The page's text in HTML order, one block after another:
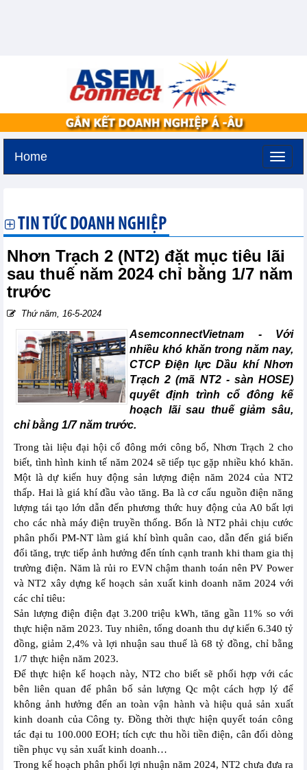
Home
TIN TỨC DOANH NGHIỆP
Nhơn Trạch 2 (NT2) đặt mục tiêu lãi
sau thuế năm 2024 chỉ bằng 1/7 năm
trước
Thứ năm, 16-5-2024
AsemconnectVietnam - Với
nhiều khó khăn trong năm nay,
CTCP Điện lực Dầu khí Nhơn
Trạch 2 (mã NT2 - sàn HOSE)
quyết định trình cổ đông kế
hoạch lãi sau thuế giảm sâu,
chỉ bằng 1/7 năm trước.
Trong tài liệu đại hội cổ đông mới công bố, Nhơn Trạch 2 cho
biết, tình hình kinh tế năm 2024 sẽ tiếp tục gặp nhiều khó khăn.
Một là dự kiến huy động sản lượng điện năm 2024 của NT2
thấp. Hai là giá khí đầu vào tăng. Ba là cơ cấu nguồn điện năng
lượng tái tạo lớn dẫn đến phương thức huy động của A0 bất lợi
cho các nhà máy điện truyền thống. Bốn là NT2 phải chịu cước
phân phối PM-NT làm giá khí bình quân cao, dẫn đến giá biến
đổi tăng, trực tiếp ảnh hưởng đến tính cạnh tranh khi tham gia thị
trường điện. Năm là rủi ro EVN chậm thanh toán nên PV Power
và NT2 xây dựng kế hoạch sản xuất kinh doanh năm 2024 với
các chỉ tiêu:
Sản lượng điện điện đạt 3.200 triệu kWh, tăng gần 11% so với
thực hiện năm 2023. Tuy nhiên, tổng doanh thu dự kiến 6.340 tỷ
đồng, giảm 2,4% và lợi nhuận sau thuế là 68 tỷ đồng, chỉ bằng
1/7 thực hiện năm 2023.
Để thực hiện kế hoạch này, NT2 cho biết sẽ phối hợp với các
bên liên quan để phân bố sản lượng Qc một cách hợp lý để
không ảnh hưởng đến an toàn vận hành và hiệu quả sản xuất
kinh doanh của Công ty. Đồng thời thực hiện quyết toán công
tác đại tu 100.000 EOH; tích cực thu hồi tiền điện, cân đối dòng
tiền phục vụ sản xuất kinh doanh…
Trong kế hoạch phân phối lợi nhuận năm 2024, NT2 chưa đưa ra